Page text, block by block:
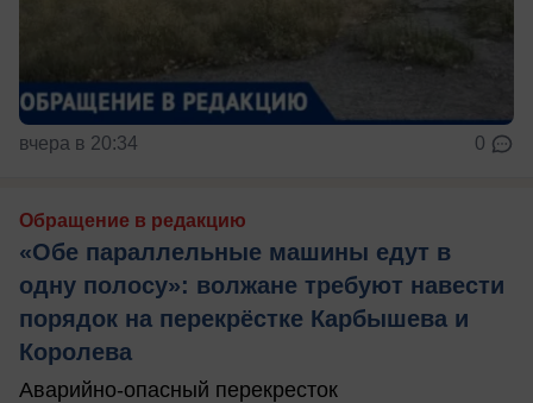
вчера в 20:34 0
Обращение в редакцию
«Обе параллельные машины едут в
одну полосу»: волжане требуют навести
порядок на перекрёстке Карбышева и
Королева
Аварийно-опасный перекресток